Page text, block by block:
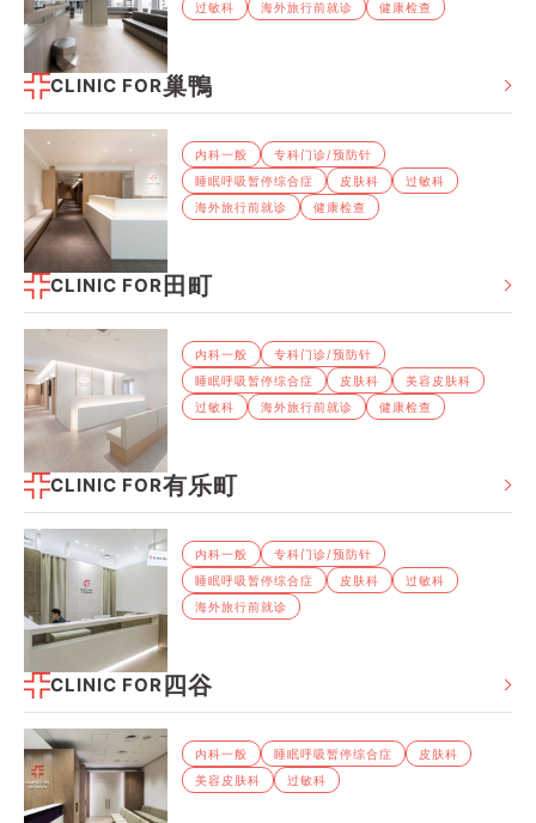
过敏科 海外旅⾏前就诊 健康检查
CLINIC FOR巢鴨
内科⼀般
专科⻔诊/预防针
睡眠呼吸暂停综合症
⽪肤科
过敏科
海外旅⾏前就诊
健康检查
CLINIC FOR 田町
内科⼀般
专科⻔诊/预防针
睡眠呼吸暂停综合症
⽪肤科
美容皮肤科
过敏科
海外旅⾏前就诊 健康检查
CLINIC FOR有乐町
内科⼀般
专科⻔诊/预防针
睡眠呼吸暂停综合症
⽪肤科
过敏科
海外旅⾏前就诊
CLINIC FOR四谷
内科⼀般 睡眠呼吸暂停综合症
⽪肤科
美容皮肤科
过敏科